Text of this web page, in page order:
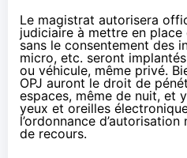
Le magistrat autorisera
judiciaire à mettre en
sans le consentement des
micro, etc. seront
ou véhicule, même privé.
OPJ auront le droit de
espaces, même de nuit, et
yeux et oreilles
l’ordonnance
de recours.